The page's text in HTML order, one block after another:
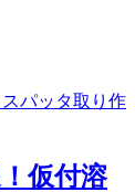
仮付溶